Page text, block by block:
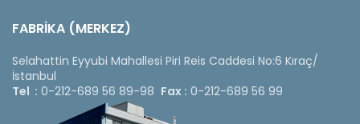
FABRİKA (MERKEZ)
Selahattin Eyyubi Mahallesi Piri Reis Caddesi No:6 Kıraç/
İstanbul
Tel : 0-212-689 56 89-98 Fax : 0-212-689 56 99